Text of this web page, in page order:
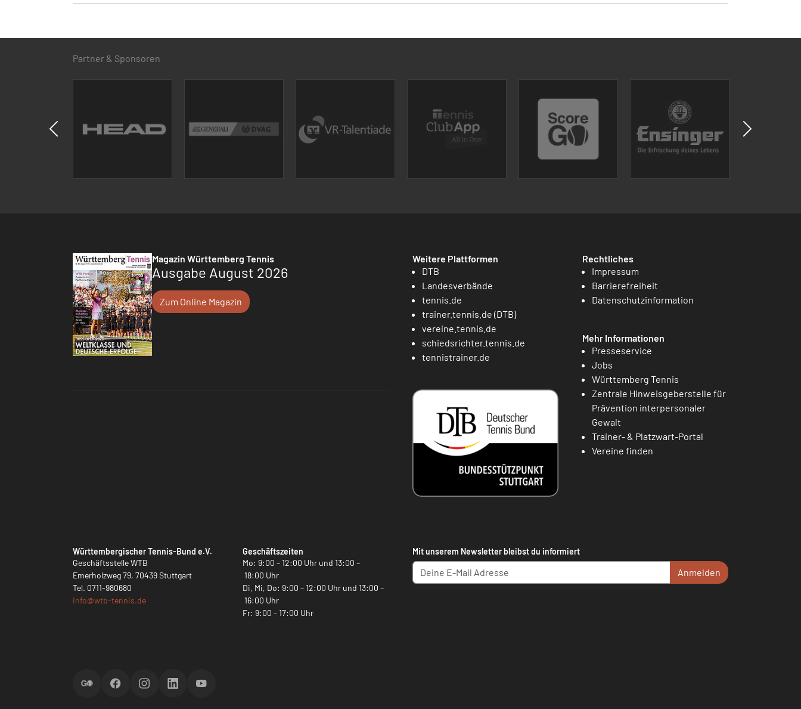
Partner & Sponsoren
Magazin Württemberg Tennis
Ausgabe August 2026
Zum Online Magazin
Weitere Plattformen
DTB
Landesverbände
tennis.de
trainer.tennis.de (DTB)
vereine.tennis.de
schiedsrichter.tennis.de
tennistrainer.de
Rechtliches
Impressum
Barrierefreiheit
Datenschutzinformation
Mehr Informationen
Presseservice
Jobs
Württemberg Tennis
Zentrale Hinweisgeberstelle für
Prävention interpersonaler
Gewalt
Trainer- & Platzwart-Portal
Vereine finden
Württembergischer Tennis-Bund e.V.
Geschäftsstelle WTB
Emerholzweg 79, 70439 Stuttgart
Tel. 0711-980680
info@wtb-tennis.de
Geschäftszeiten
Mo: 9:00 – 12:00 Uhr und 13:00 –
18:00 Uhr
Di, Mi, Do: 9:00 – 12:00 Uhr und 13:00 –
16:00 Uhr
Fr: 9:00 – 17:00 Uhr
Mit unserem Newsletter bleibst du informiert
Anmelden
ScoreGOFacebookInstagramLinkedInYouTube